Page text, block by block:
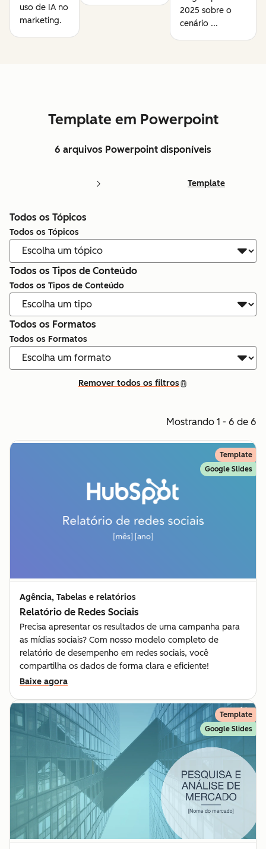
uso de IA no
marketing.
2025 sobre o
cenário ...
Template em Powerpoint
6 arquivos Powerpoint disponíveis
Template
Todos os Tópicos
Todos os Tópicos
Todos os Tipos de Conteúdo
Todos os Tipos de Conteúdo
Todos os Formatos
Todos os Formatos
Remover todos os filtros
Mostrando 1 - 6 de 6
Template
Google Slides
Agência, Tabelas e relatórios
Relatório de Redes Sociais
Precisa apresentar os resultados de uma campanha para
as mídias sociais? Com nosso modelo completo de
relatório de desempenho em redes sociais, você
compartilha os dados de forma clara e eficiente!
Baixe agora
Template
Google Slides